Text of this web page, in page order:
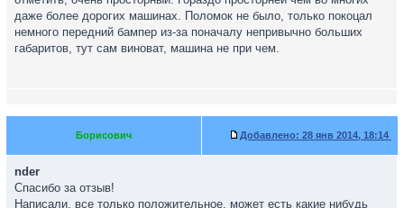
даже более дорогих машинах. Поломок не было, только покоцал
немного передний бампер из-за поначалу непривычно больших
габаритов, тут сам виноват, машина не при чем.
Борисович Добавлено: 28 янв 2014, 18:14
nder
Спасибо за отзыв!
Написали, все только положительное, может есть какие нибудь